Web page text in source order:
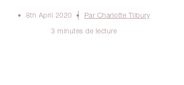
8th April 2020
Par Charlotte Tilbury
3 minutes de lecture